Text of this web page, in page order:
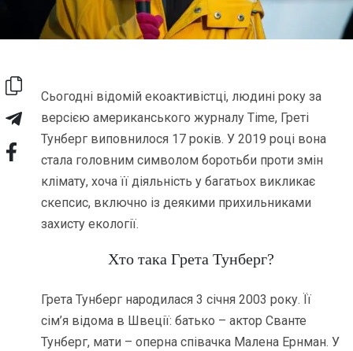
Сьогодні відомій екоактивістці, людині року за
версією американського журналу Time, Греті
Тунберг виповнилося 17 років. У 2019 році вона
стала головним символом боротьби проти змін
клімату, хоча її діяльність у багатьох викликає
скепсис, включно із деякими прихильниками
захисту екології.
Хто така Грета Тунберг?
Грета Тунберг народилася 3 січня 2003 року. Її
сім’я відома в Швеції: батько – актор Сванте
Тунберг, мати – оперна співачка Малена Ернман. У